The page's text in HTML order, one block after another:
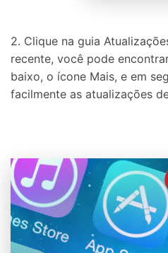
2. Clique na guia
recente, você pode
baixo, o ícone Mais, e em
facilmente as atualizações